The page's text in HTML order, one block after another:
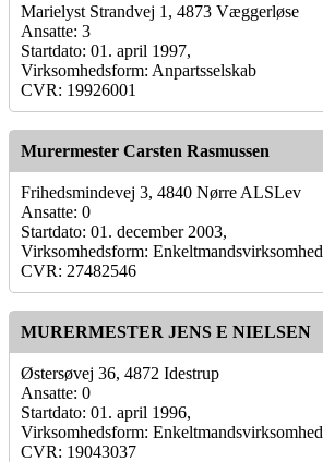
Marielyst Strandvej 1, 4873 Væggerløse
Ansatte: 3
Startdato: 01. april 1997,
Virksomhedsform: Anpartsselskab
CVR: 19926001
Murermester Carsten Rasmussen
Frihedsmindevej 3, 4840 Nørre ALSLev
Ansatte: 0
Startdato: 01. december 2003,
Virksomhedsform: Enkeltmandsvirksomhed
CVR: 27482546
MURERMESTER JENS E NIELSEN
Østersøvej 36, 4872 Idestrup
Ansatte: 0
Startdato: 01. april 1996,
Virksomhedsform: Enkeltmandsvirksomhed
CVR: 19043037